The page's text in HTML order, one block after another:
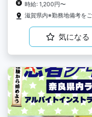
時給: 1,200円〜
滋賀県内※勤務地備考を
気になる